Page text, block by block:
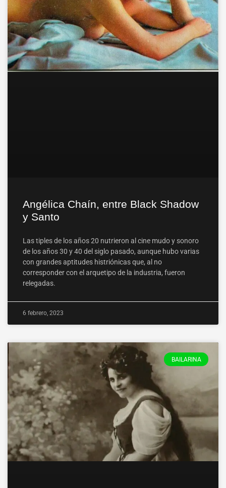
Angélica Chaín, entre Black Shadow
y Santo
Las tiples de los años 20 nutrieron al cine mudo y sonoro
de los años 30 y 40 del siglo pasado, aunque hubo varias
con grandes aptitudes histriónicas que, al no
corresponder con el arquetipo de la industria, fueron
relegadas.
6 febrero, 2023
BAILARINA